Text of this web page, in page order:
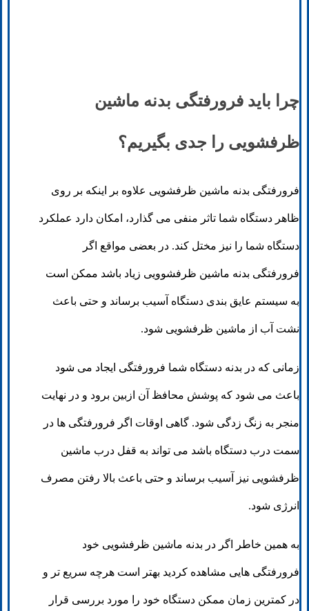
چرا باید فرورفتگی بدنه ماشین
ظرفشویی را جدی بگیریم؟
فرورفتگی بدنه ماشین ظرفشویی علاوه بر اینکه بر روی
ظاهر دستگاه شما تاثر منفی می گذارد، امکان دارد عملکرد
دستگاه شما را نیز مختل کند. در بعضی مواقع اگر
فرورفتگی بدنه ماشین ظرفشوویی زیاد باشد ممکن است
به سیستم عایق بندی دستگاه آسیب برساند و حتی باعث
نشت آب از ماشین ظرفشویی شود.
زمانی که در بدنه دستگاه شما فرورفتگی ایجاد می شود
باعث می شود که پوشش محافظ آن ازبین برود و در نهایت
منجر به زنگ زدگی شود. گاهی اوقات اگر فرورفتگی ها در
سمت درب دستگاه باشد می تواند به قفل درب ماشین
ظرفشویی نیز آسیب برساند و حتی باعث بالا رفتن مصرف
انرژی شود.
به همین خاطر اگر در بدنه ماشین ظرفشویی خود
فرورفتگی هایی مشاهده کردید بهتر است هرچه سریع تر و
در کمترین زمان ممکن دستگاه خود را مورد بررسی قرار